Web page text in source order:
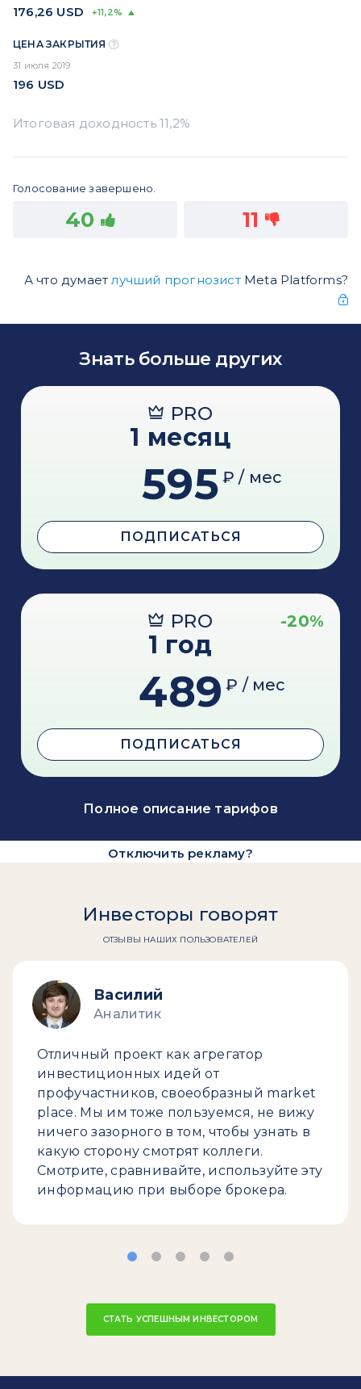
176,26 USD +11,2%
ЦЕНА ЗАКРЫТИЯ
31 июля 2019
196 USD
Голосование завершено.
40 11
А что думаетлучший прогнозистMeta Platforms?
Знать больше других
PRO
1 месяц
595 ₽ / мес
ПОДПИСАТЬСЯ
PRO -20%
1 год
489 ₽ / мес
ПОДПИСАТЬСЯ
Полное описание тарифов
Отключить рекламу?
Инвесторы говорят
ОТЗЫВЫ НАШИХ ПОЛЬЗОВАТЕЛЕЙ
Василий
Аналитик
Отличный проект как агрегатор
инвестиционных идей от
профучастников, своеобразный market
place. Мы им тоже пользуемся, не вижу
ничего зазорного в том, чтобы узнать в
какую сторону смотрят коллеги.
Смотрите, сравнивайте, используйте эту
информацию при выборе брокера.
СТАТЬ УСПЕШНЫМ ИНВЕСТОРОМ